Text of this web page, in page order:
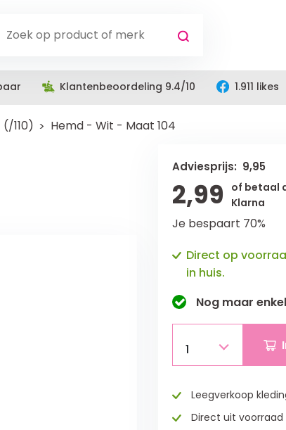
Klantenbeoordeling 9.4/10 1.911 likes
110) Hemd - Wit - Maat 104
Adviesprijs: 9,95
2,99
of betaal
Klarna
Je bespaart 70%
Direct op
in huis.
Nog maar
1
Leegverkoop
Direct uit voorraad